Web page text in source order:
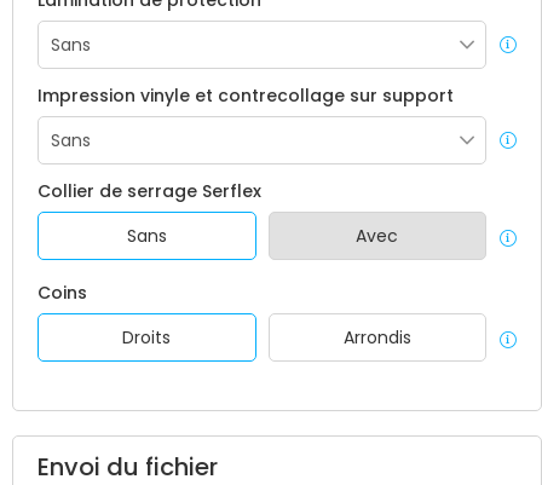
Impression vinyle et contrecollage sur support
Collier de serrage Serflex
Sans
Avec
Coins
Droits
Arrondis
Envoi du fichier